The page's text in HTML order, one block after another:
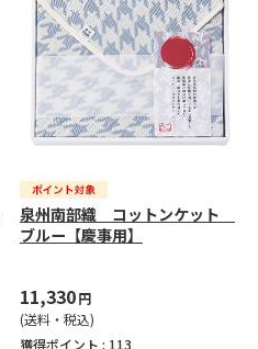
泉州南部織 コットンケット
ブルー【慶事用】
11,330円
(送料・税込)
獲得ポイント : 113